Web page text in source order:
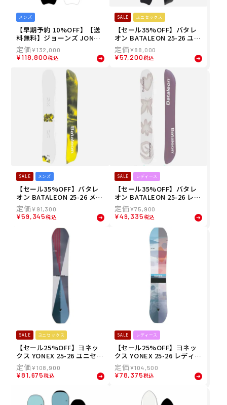
メンズ
【早期予約 10%OFF】【送
料無料】ジョーンズ JONES
26-27 メンズ STRATOS FAR
EAST LIMITED スノーボー
ド S-BOARD2627-1
¥132,000
¥118,800税込
SALE ユニセックス
【セール35%OFF】バタレ
オン BATALEON 25-26 ユニ
セックス Whatever ディレ
クショナル ツイン オールマ
ウンテン スノーボード
¥88,000
¥57,200税込
SALE メンズ
【セール35%OFF】バタレ
オン BATALEON 25-26 メン
ズ Whatever Rop van Mie
rlo ディレクショナル ツイ
ン オールマウンテン スノー
¥ 91,300
¥59,345税込
SALE レディース
【セール35%OFF】バタレ
オン BATALEON 25-26 レデ
ィース Spirit Women's デ
ィレクショナル ツイン オー
ルマウンテン スノーボード
¥75,900
¥49,335税込
SALE ユニセックス
【セール25%OFF】ヨネッ
クス YONEX 25-26 ユニセッ
クス スムース SMOOTH キ
ャンバー オールラウンド ス
ノーボード SM25
¥108,900
¥81,675税込
SALE レディース
【セール25%OFF】ヨネッ
クス YONEX 25-26 レディー
ス スリーク SLEEK キャン
バー オールラウンド スノー
ボード SL25
¥104,500
¥78,375税込